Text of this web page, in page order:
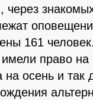
через
161
право на
на осень и